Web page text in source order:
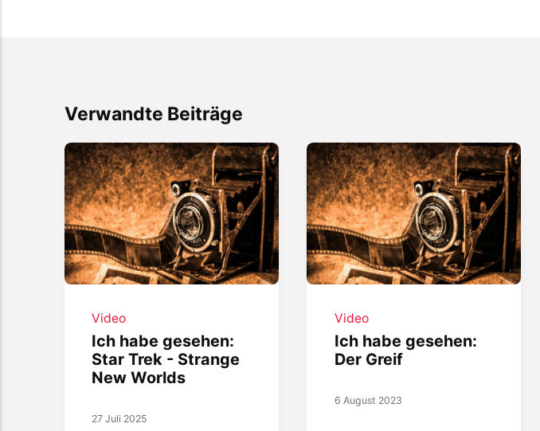
Verwandte Beiträge
Video
Ich habe gesehen:
Star Trek - Strange
New Worlds
27 Juli 2025
Video
Ich habe gesehen:
Der Greif
6 August 2023